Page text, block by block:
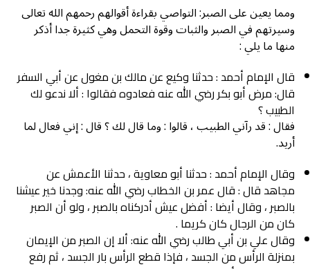
ومما يعين على الصبر: التواصي بقراءة أقوالهم رحمهم الله تعالى
وسيرتهم في الصبر والثبات وقوة التحمل وهي كثيرة جدا أذكر
منها ما يلي :
قال الإمام أحمد : حدثنا وكيع عن مالك بن مغول عن أبي السفر
قال: مرض أبو بكر رضي الله عنه فعادوه فقالوا : ألا ندعو لك
الطبيب ؟
فقال : قد رآني الطبيب ، قالوا : وما قال لك ؟ قال : إني فعال لما
أريد.
وقال الإمام أحمد : حدثنا أبو معاوية ، حدثنا الأعمش عن
مجاهد قال : قال عمر بن الخطاب رضي الله عنه: وجدنا خير عيشنا
بالصبر ، وقال أيضا : أفضل عيش أدركناه بالصبر ، ولو أن الصبر
كان من الرجال كان كريما .
وقال علي بن أبي طالب رضي الله عنه: ألا إن الصبر من الإيمان
بمنزلة الرأس من الجسد ، فإذا قطع الرأس بار الجسد ، ثم رفع